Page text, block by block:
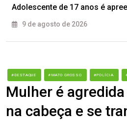
Adolescente de 17 anos é
9 de agosto de 2026
#DESTAQUE #MATO GROSSO #POLÍCIA
Mulher é
na cabeça e se